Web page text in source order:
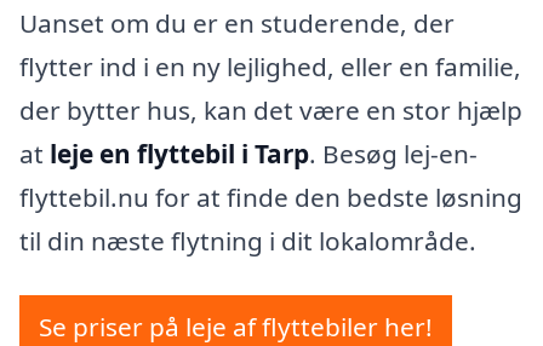
Uanset om du er en studerende, der
flytter ind i en ny lejlighed, eller en familie,
der bytter hus, kan det være en stor hjælp
at leje en flyttebil i Tarp. Besøg lej-en-
flyttebil.nu for at finde den bedste løsning
til din næste flytning i dit lokalområde.
Se priser på leje af flyttebiler her!